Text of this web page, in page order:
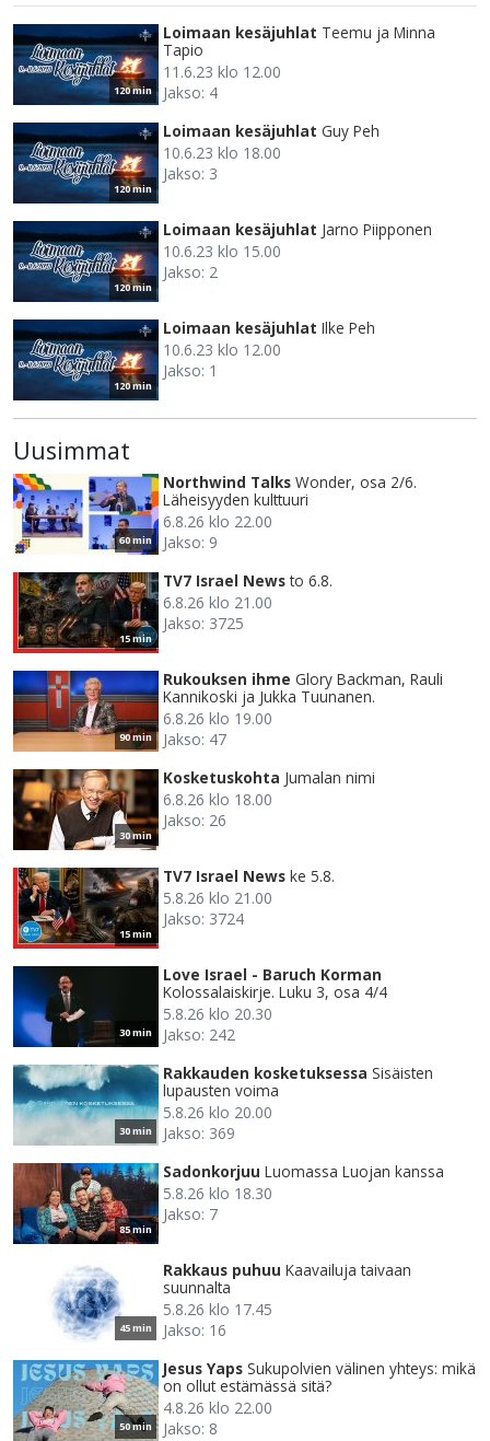
120 min
Loimaan kesäjuhlat Teemu ja Minna
Tapio
11.6.23 klo 12.00
Jakso: 4
120 min
Loimaan kesäjuhlat Guy Peh
10.6.23 klo 18.00
Jakso: 3
120 min
Loimaan kesäjuhlat Jarno Piipponen
10.6.23 klo 15.00
Jakso: 2
120 min
Loimaan kesäjuhlat Ilke Peh
10.6.23 klo 12.00
Jakso: 1
Uusimmat
60 min
Northwind Talks Wonder, osa 2/6.
Läheisyyden kulttuuri
6.8.26 klo 22.00
Jakso: 9
15 min
TV7 Israel News to 6.8.
6.8.26 klo 21.00
Jakso: 3725
90 min
Rukouksen ihme Glory Backman, Rauli
Kannikoski ja Jukka Tuunanen.
6.8.26 klo 19.00
Jakso: 47
30 min
Kosketuskohta Jumalan nimi
6.8.26 klo 18.00
Jakso: 26
15 min
TV7 Israel News ke 5.8.
5.8.26 klo 21.00
Jakso: 3724
30 min
Love Israel - Baruch Korman
Kolossalaiskirje. Luku 3, osa 4/4
5.8.26 klo 20.30
Jakso: 242
30 min
Rakkauden kosketuksessa Sisäisten
lupausten voima
5.8.26 klo 20.00
Jakso: 369
85 min
Sadonkorjuu Luomassa Luojan kanssa
5.8.26 klo 18.30
Jakso: 7
45 min
Rakkaus puhuu Kaavailuja taivaan
suunnalta
5.8.26 klo 17.45
Jakso: 16
50 min
Jesus Yaps Sukupolvien välinen yhteys: mikä
on ollut estämässä sitä?
4.8.26 klo 22.00
Jakso: 8